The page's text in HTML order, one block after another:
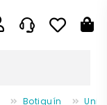
Botiquín